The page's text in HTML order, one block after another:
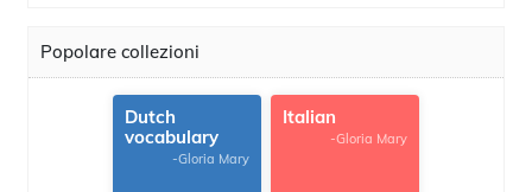
Popolare collezioni
Dutch
vocabulary
-Gloria Mary
Italian
-Gloria Mary